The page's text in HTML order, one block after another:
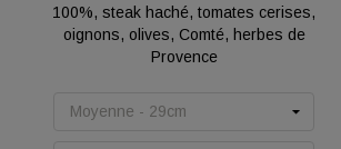
100%, steak haché, tomates cerises,
oignons, olives, Comté, herbes de
Provence